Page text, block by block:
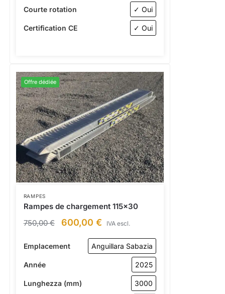
Courte rotation ✓ Oui
Certification CE ✓ Oui
Offre dédiée
RAMPES
Rampes de chargement 115×30
750,00€ 600,00 € IVA escl.
Emplacement Anguillara Sabazia
Année 2025
Lunghezza (mm) 3000